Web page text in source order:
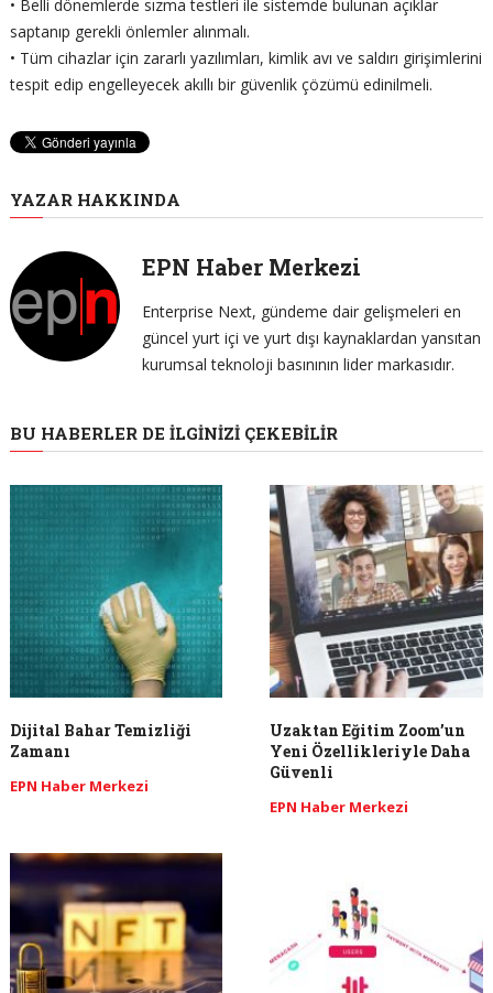
• Belli dönemlerde sızma testleri ile sistemde bulunan açıklar
saptanıp gerekli önlemler alınmalı.
• Tüm cihazlar için zararlı yazılımları, kimlik avı ve saldırı girişimlerini
tespit edip engelleyecek akıllı bir güvenlik çözümü edinilmeli.
YAZAR HAKKINDA
EPN Haber Merkezi
Enterprise Next, gündeme dair gelişmeleri en
güncel yurt içi ve yurt dışı kaynaklardan yansıtan
kurumsal teknoloji basınının lider markasıdır.
BU HABERLER DE İLGINIZI ÇEKEBILIR
Dijital Bahar Temizliği
Zamanı
EPN Haber Merkezi
Uzaktan Eğitim Zoom’un
Yeni Özellikleriyle Daha
Güvenli
EPN Haber Merkezi